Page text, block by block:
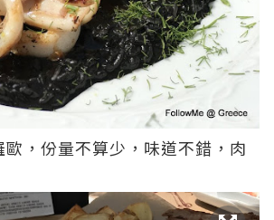
，份量不算少，味道不錯，肉